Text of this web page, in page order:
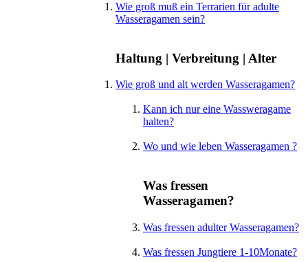
Wie groß muß ein Terrarien für adulte
Wasseragamen sein?
Haltung | Verbreitung | Alter
Wie groß und alt werden Wasseragamen?
Kann ich nur eine Wassweragame
halten?
Wo und wie leben Wasseragamen ?
Was fressen
Wasseragamen?
Was fressen adulter Wasseragamen?
Was fressen Jungtiere 1-10Monate?